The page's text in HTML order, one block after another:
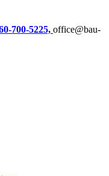
700-5225, office@bau-